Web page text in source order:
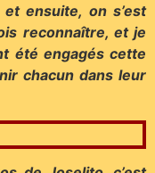
ensuite, on s’est
reconnaître, et je
été engagés cette
chacun dans leur